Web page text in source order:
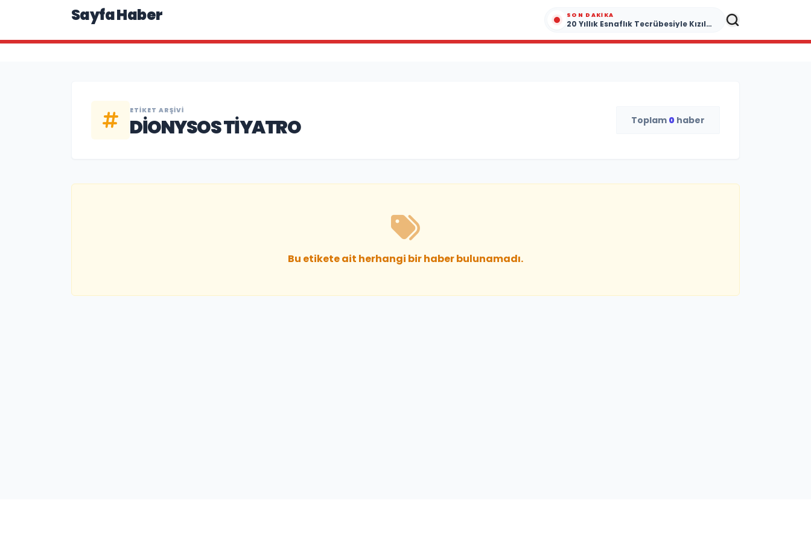
Sayfa Haber SON DAKIKA
20 Yıllık Esnaflık Tecrübesiyle Kızıltepe'ye Yeni Bir Marka Kazandırdı
ETIKET ARŞIVI
DIONYSOS TIYATRO Toplam 0 haber
Bu etikete ait herhangi bir haber bulunamadı.